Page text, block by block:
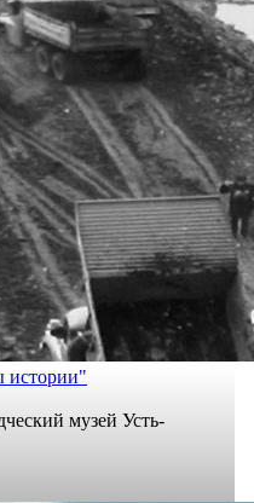
истории"
музей Усть-